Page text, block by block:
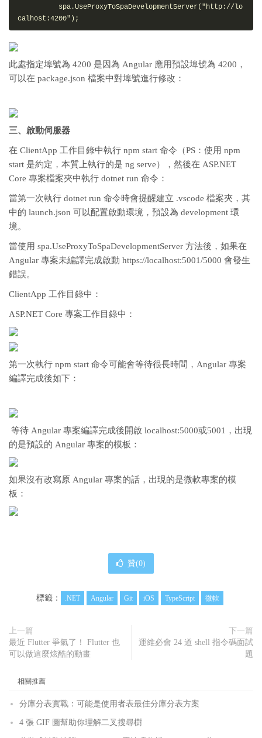
          spa.UseProxyToSpaDevelopmentServer(
"http://lo
calhost:4200" );
此處指定埠號為 4200 是因為 Angular 應用預設埠號為 4200，
可以在 package.json 檔案中對埠號進行修改：
三、啟動伺服器
在 ClientApp 工作目錄中執行 npm start 命令（PS：使用 npm
start 是約定，本質上執行的是 ng serve），然後在 ASP.NET
Core 專案檔案夾中執行 dotnet run 命令：
當第一次執行 dotnet run 命令時會提醒建立 .vscode 檔案夾，其
中的 launch.json 可以配置啟動環境，預設為 development 環
境。
當使用 spa.UseProxyToSpaDevelopmentServer 方法後，如果在
Angular 專案未編譯完成啟動 https://localhost:5001/5000 會發生
錯誤。
ClientApp 工作目錄中：
ASP.NET Core 專案工作目錄中：
第一次執行 npm start 命令可能會等待很長時間，Angular 專案
編譯完成後如下：
等待 Angular 專案編譯完成後開啟 localhost:5000或5001，出現
的是預設的 Angular 專案的模板：
如果沒有改寫原 Angular 專案的話，出現的是微軟專案的模
板：
贊(0)
標籤： .NET Angular Git iOS TypeScript 微軟
上一篇
最近 Flutter 爭氣了！ Flutter 也
可以做這麼炫酷的動畫
下一篇
運維必會 24 道 shell 指令碼面試
題
相關推薦
分庫分表實戰：可能是使用者表最佳分庫分表方案
4 張 GIF 圖幫助你理解二叉搜尋樹